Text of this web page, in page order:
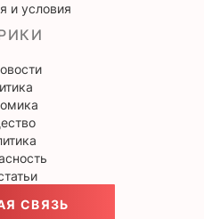
и условия
СВЯЗЬ